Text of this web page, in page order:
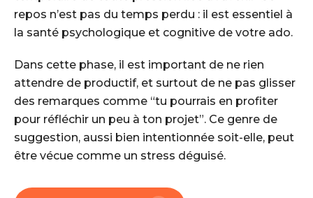
repos n’est pas du temps perdu : il est essentiel à
la santé psychologique et cognitive de votre ado.
Dans cette phase, il est important de ne rien
attendre de productif, et surtout de ne pas glisser
des remarques comme “tu pourrais en profiter
pour réfléchir un peu à ton projet”. Ce genre de
suggestion, aussi bien intentionnée soit-elle, peut
être vécue comme un stress déguisé.